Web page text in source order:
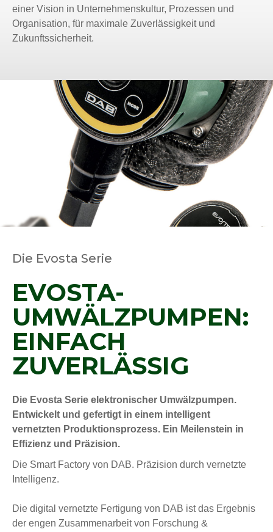
einer Vision in Unternehmenskultur, Prozessen und
Organisation, für maximale Zuverlässigkeit und
Zukunftssicherheit.
Die Evosta Serie
EVOSTA-
UMWÄLZPUMPEN:
EINFACH
ZUVERLÄSSIG
Die Evosta Serie elektronischer Umwälzpumpen.
Entwickelt und gefertigt in einem intelligent
vernetzten Produktionsprozess. Ein Meilenstein in
Effizienz und Präzision.
Die Smart Factory von DAB. Präzision durch vernetzte
Intelligenz.
Die digital vernetzte Fertigung von DAB ist das Ergebnis
der engen Zusammenarbeit von Forschung &